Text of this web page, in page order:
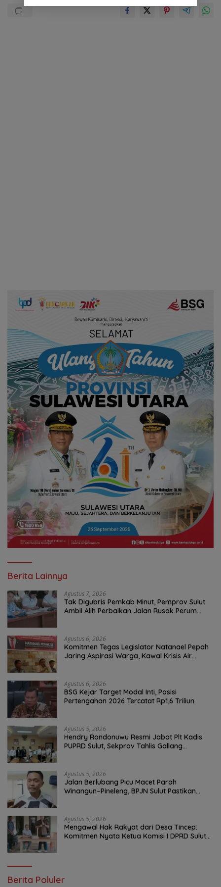
Berita Lainnya
Agustus 7, 2026
Tak Digubris Pemkab Minut, Pemprov Sulut
Ambil Alih Perbaikan Jalan Rusak Perum
Agustus 6, 2026
Komitmen Tegas Legislator Natanael Pepah
Jaring Aspirasi Warga, Kawal Krisis Air
Agustus 6, 2026
BSG Kejar Target Modal Inti, Posisi
Pertengahan 2026 Tercatat Rp1,6 Triliun
Agustus 5, 2026
Hendry Rondonuwu Resmi Jabat Plt Kadis
PUPRD Sulut, Sekprov Tahlis Gallang
Agustus 5, 2026
Jalan Berlubang Picu Macet Parah
Winangun–Pineleng, BPJN Sulut Pastikan
Agustus 5, 2026
Mengawal Hak Rakyat dari Desa Tincep:
Komitmen Nyata Ketua Komisi I DPRD Sulut
Berita Poluler